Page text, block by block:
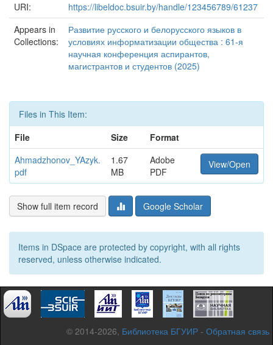
URI:
https://libeldoc.bsuir.by/handle/123456789/61237
Appears in
Collections:
Развитие русского и белорусского языков в
условиях информатизации общества : 61-я
научная конференция аспирантов,
магистрантов и студентов (2025)
Files in This Item:
File
Size
Format
Ahmadzhonov_YAzyk.
pdf
1.67
MB
Adobe
PDF
View/Open
Show full item record Google Scholar
Items in DSpace are protected by copyright, with all rights
reserved, unless otherwise indicated.
© 2014-2026, Библиотека БГУИР - Обратная связь